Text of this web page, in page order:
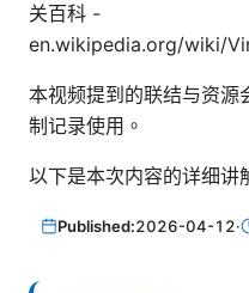
关百科 -
en.wikipedia.org/wiki/
本视频提到的联结与资源
制记录使用。
以下是本次内容的详细讲
Published:2026-04-12·